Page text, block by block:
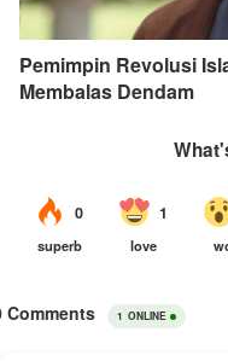
Pemimpin Revolusi
Membalas Dendam